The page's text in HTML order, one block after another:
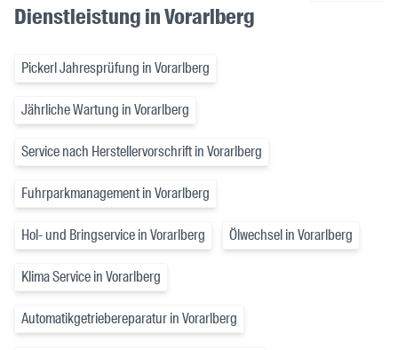
Dienstleistung in Vorarlberg
Pickerl Jahresprüfung in Vorarlberg
Jährliche Wartung in Vorarlberg
Service nach Herstellervorschrift in Vorarlberg
Fuhrparkmanagement in Vorarlberg
Hol- und Bringservice in Vorarlberg Ölwechsel in Vorarlberg
Klima Service in Vorarlberg
Automatikgetriebereparatur in Vorarlberg